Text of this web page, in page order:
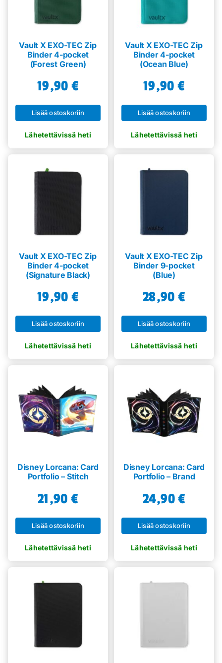
Vault X EXO-TEC Zip
Binder 4-pocket
(Forest Green)
19,90 €
Lisää ostoskoriin
Vault X EXO-TEC Zip
Binder 4-pocket
(Ocean Blue)
19,90 €
Lisää ostoskoriin
Vault X EXO-TEC Zip
Binder 4-pocket
(Signature Black)
19,90 €
Lisää ostoskoriin
Vault X EXO-TEC Zip
Binder 9-pocket
(Blue)
28,90 €
Lisää ostoskoriin
Disney Lorcana: Card
Portfolio – Stitch
21,90 €
Lisää ostoskoriin
Disney Lorcana: Card
Portfolio – Brand
24,90€
Lisää ostoskoriin